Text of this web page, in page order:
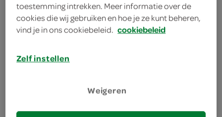
omschrijving
vetvrije melk droge stof 17,5%
toestemming intrekken. Meer informatie over de
cookies die wij gebruiken en hoe je ze kunt beheren,
vind je in ons cookiebeleid. cookiebeleid
Zelf instellen
Weigeren